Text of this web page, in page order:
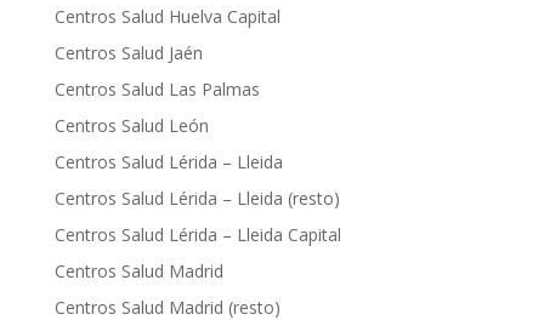
Centros Salud Huelva Capital
Centros Salud Jaén
Centros Salud Las Palmas
Centros Salud León
Centros Salud Lérida – Lleida
Centros Salud Lérida – Lleida (resto)
Centros Salud Lérida – Lleida Capital
Centros Salud Madrid
Centros Salud Madrid (resto)